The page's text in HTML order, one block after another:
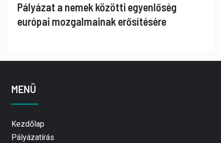
Pályázat a nemek közötti egyenlőség
európai mozgalmainak erősítésére
MENÜ
Kezdőlap
Pályázatírás